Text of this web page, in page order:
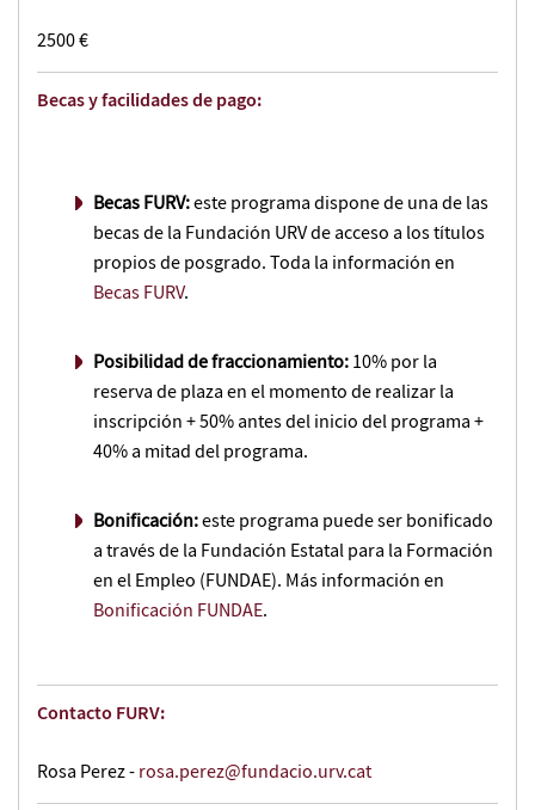
2500 €
Becas y facilidades de pago:
Becas FURV:este programa dispone de una de las
becas de la Fundación URV de acceso a los títulos
propios de posgrado. Toda la información en
Becas FURV.
Posibilidad de fraccionamiento:10% por la
reserva de plaza en el momento de realizar la
inscripción + 50% antes del inicio del programa +
40% a mitad del programa.
Bonificación:este programa puede ser bonificado
a través de la Fundación Estatal para la Formación
en el Empleo (FUNDAE). Más información en
Bonificación FUNDAE.
Contacto FURV:
Rosa Perez -rosa.perez@fundacio.urv.cat